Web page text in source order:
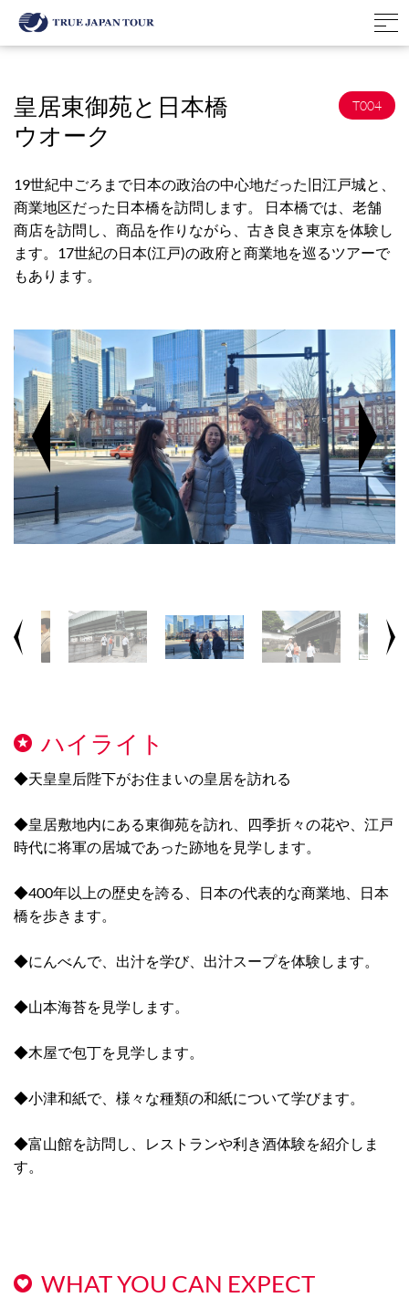
皇居東御苑と日本橋
ウオーク
T004
19世紀中ごろまで日本の政治の中心地だった旧江戸城と、
商業地区だった日本橋を訪問します。 日本橋では、老舗
商店を訪問し、商品を作りながら、古き良き東京を体験し
ます。17世紀の日本(江戸)の政府と商業地を巡るツアーで
もあります。
ハイライト
◆天皇皇后陛下がお住まいの皇居を訪れる
◆皇居敷地内にある東御苑を訪れ、四季折々の花や、江戸
時代に将軍の居城であった跡地を見学します。
◆400年以上の歴史を誇る、日本の代表的な商業地、日本
橋を歩きます。
◆にんべんで、出汁を学び、出汁スープを体験します。
◆山本海苔を見学します。
◆木屋で包丁を見学します。
◆小津和紙で、様々な種類の和紙について学びます。
◆富山館を訪問し、レストランや利き酒体験を紹介しま
す。
WHAT YOU CAN EXPECT